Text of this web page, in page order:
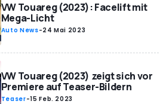
VW Touareg (2023): Facelift mit
Mega-Licht
Auto News-24 Mai 2023
VW Touareg (2023) zeigt sich vor
Premiere auf Teaser-Bildern
Teaser-15 Feb. 2023